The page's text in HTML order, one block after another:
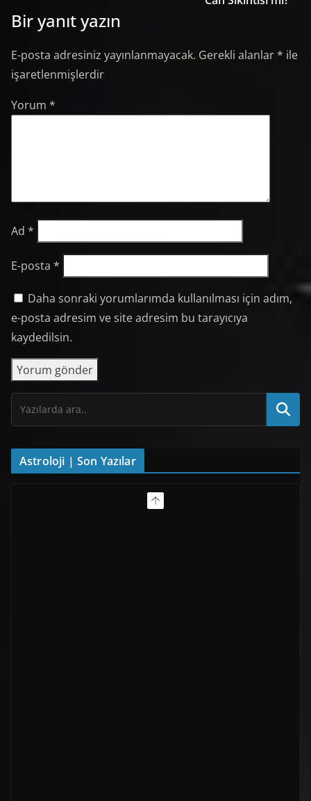
Bir yanıt yazın
E-posta adresiniz yayınlanmayacak. Gerekli alanlar* ile
işaretlenmişlerdir
Yorum *
Ad *
E-posta *
Daha sonraki yorumlarımda kullanılması için adım,
e-posta adresim ve site adresim bu tarayıcıya
kaydedilsin.
Astroloji | Son Yazılar